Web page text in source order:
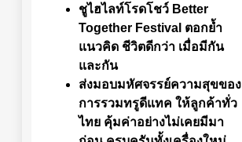
ชูไฮไลท์โรดโชว์ Better
Together Festival ตอกย้ำ
แนวคิด ชีวิตดีกว่า เมื่อมีกัน
และกัน
ส่งมอบมหัศจรรย์ความสุขของ
การรวมทรูดีแทค ให้ลูกค้าทั่ว
ไทย คุ้มค่าอย่างไม่เคยมีมา